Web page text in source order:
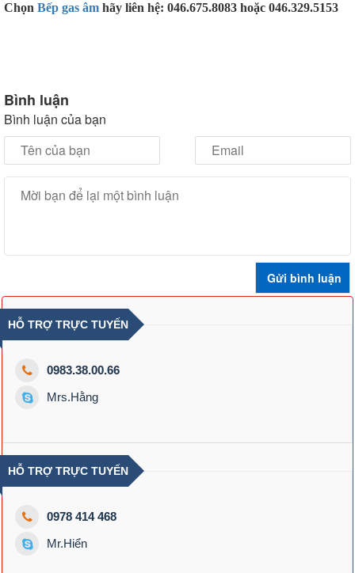
Chọn Bếp gas âm hãy liên hệ: 046.675.8083 hoặc 046.329.5153
Bình luận
Bình luận của bạn
HỖ TRỢ TRỰC TUYẾN
0983.38.00.66
Mrs.Hằng
HỖ TRỢ TRỰC TUYẾN
0978 414 468
Mr.Hiển